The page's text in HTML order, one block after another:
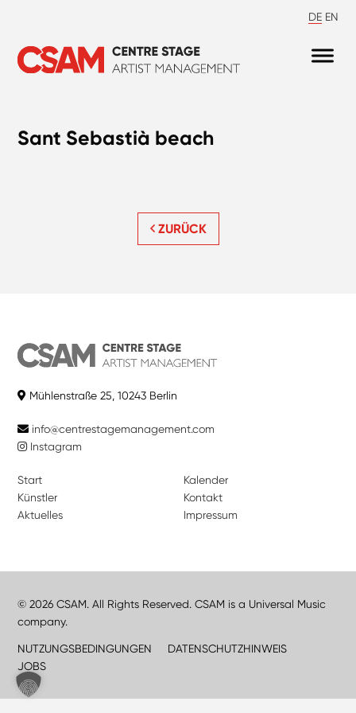
DE EN
Sant Sebastià beach
ZURÜCK
Mühlenstraße 25, 10243 Berlin
info@centrestagemanagement.com
Instagram
Start
Künstler
Aktuelles
Kalender
Kontakt
Impressum
© 2026 CSAM. All Rights Reserved. CSAM is a Universal Music
company.
NUTZUNGSBEDINGUNGEN
DATENSCHUTZHINWEIS
JOBS